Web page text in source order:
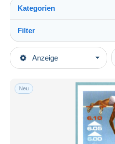
Anzeige
Kategorien
Hauptkategorien
Motive
Gemeinschaftsausgaben
Filter
Art der Verkäufe
Laufende Angebote
Auktionen mit Geboten
Auktionen ohne Gebote
Auktionshäuser
Neu